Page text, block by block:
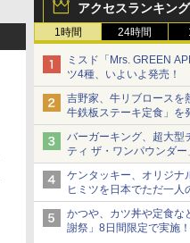
アクセスランキング
1時間 24時間
ミスド「Mrs. GREEN
ツ4種、いよいよ発売！
吉野家、牛リブロースを
牛鉄板ステーキ定食」を
バーガーキング、超大型
ティ ザ・ワンパウンダ
約1656kcal、総重量約
ケンタッキー、オリジナ
ヒミツを日本でただ一人
ー”笠原氏から学んできた
かつや、カツ丼や定食な
謝祭」8日間限定で実施